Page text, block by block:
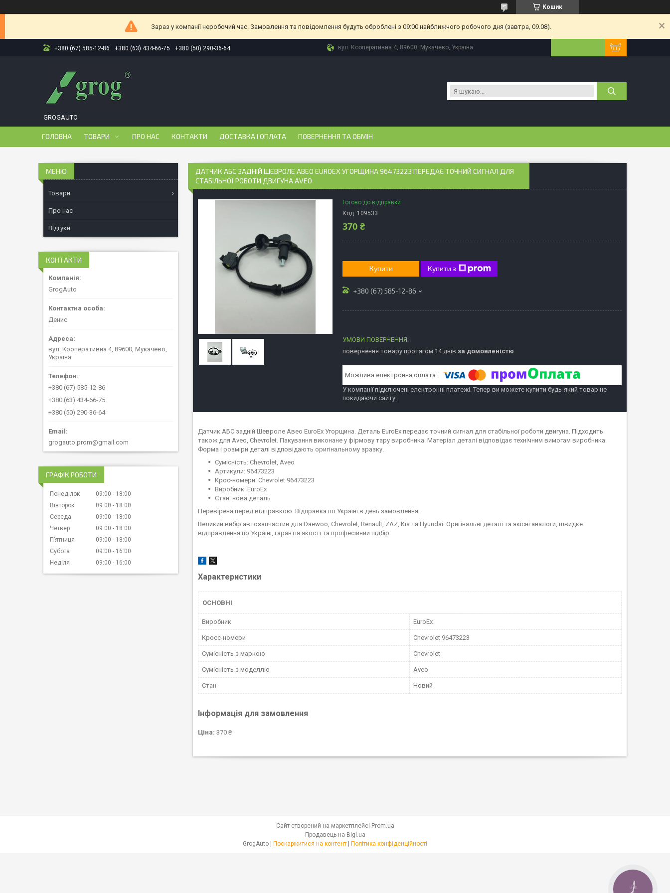
Кошик
Зараз у компанії неробочий час. Замовлення та повідомлення будуть оброблені з 09:00 найближчого робочого дня (завтра, 09.08).
+380 (67) 585-12-86 +380 (63) 434-66-75 +380 (50) 290-36-64 вул. Кооперативна 4, 89600, Мукачево, Україна
GROGAUTO
ГОЛОВНА ТОВАРИ ПРО НАС КОНТАКТИ ДОСТАВКА І ОПЛАТА ПОВЕРНЕННЯ ТА ОБМІН
ДАТЧИК АБС ЗАДНІЙ ШЕВРОЛЕ АВЕО EUROEX УГОРЩИНА 96473223 ПЕРЕДАЄ ТОЧНИЙ СИГНАЛ ДЛЯ
СТАБІЛЬНОЇ РОБОТИ ДВИГУНА AVEO
Готово до відправки
Код: 109533
370 ₴
Купити Купити з
+380 (67) 585-12-86
повернення товару протягом 14 днів за домовленістю
У компанії підключені електронні платежі. Тепер ви можете купити будь-який товар не
покидаючи сайту.
Датчик АБС задній Шевроле Авео EuroEx Угорщина. Деталь EuroEx передає точний сигнал для стабільної роботи двигуна. Підходить
також для Aveo, Chevrolet. Пакування виконане у фірмову тару виробника. Матеріал деталі відповідає технічним вимогам виробника.
Форма і розміри деталі відповідають оригінальному зразку.
Сумісність: Chevrolet, Aveo
Артикули: 96473223
Крос-номери: Chevrolet 96473223
Виробник: EuroEx
Стан: нова деталь
Перевірена перед відправкою. Відправка по Україні в день замовлення.
Великий вибір автозапчастин для Daewoo, Chevrolet, Renault, ZAZ, Kia та Hyundai. Оригінальні деталі та якісні аналоги, швидке
відправлення по Україні, гарантія якості та професійний підбір.
Характеристики
ОСНОВНІ
Виробник EuroEx
Кросс-номери Chevrolet 96473223
Сумісність з маркою Chevrolet
Сумісність з моделлю Aveo
Стан Новий
Інформація для замовлення
Ціна: 370 ₴
Товари
Про нас
Відгуки
КОНТАКТИ
GrogAuto
Денис
вул. Кооперативна 4, 89600, Мукачево,
Україна
+380 (67) 585-12-86
+380 (63) 434-66-75
+380 (50) 290-36-64
grogauto.prom@gmail.com
ГРАФІК РОБОТИ
Понеділок 09:00
18:00
Вівторок
09:00
18:00
Середа
09:00
18:00
Четвер
09:00
18:00
Пʼятниця
09:00
18:00
Субота
09:00
16:00
Неділя
09:00 16:00
Сайт створений на маркетплейсі Prom.ua
Продавець на Bigl.ua
GrogAuto | Поскаржитися на контент | Політика конфіденційності
КНОПКА
ЗВ'ЯЗКУ